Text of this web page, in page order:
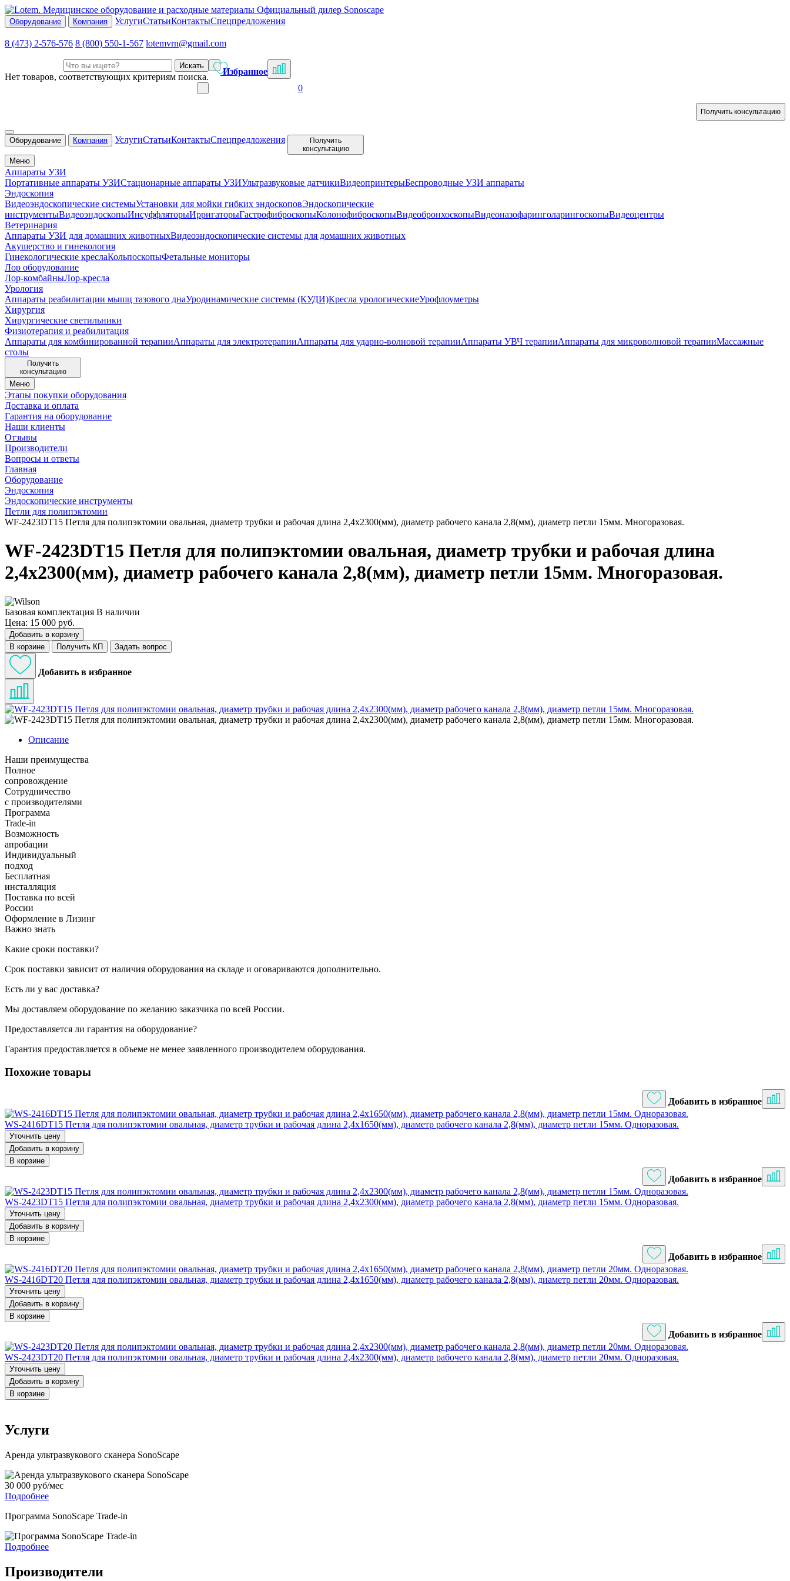
Официальный дилер Sonoscape
Оборудование Компания УслугиСтатьиКонтактыСпецпредложения
8 (473) 2-576-576 8 (800) 550-1-567 lotemvrn@gmail.com
Искать
Нет товаров, соответствующих критериям поиска.
Избранное
0
Получить консультацию
Оборудование Компания УслугиСтатьиКонтактыСпецпредложения
Получить
консультацию
Меню
Аппараты УЗИ
Портативные аппараты УЗИСтационарные аппараты УЗИУльтразвуковые датчикиВидеопринтерыБеспроводные УЗИ аппараты
Эндоскопия
Видеоэндоскопические системыУстановки для мойки гибких эндоскоповЭндоскопические
инструментыВидеоэндоскопыИнсуффляторыИрригаторыГастрофиброскопыКолонофиброскопыВидеобронхоскопыВидеоназофаринголарингоскопыВидеоцентры
Ветеринария
Аппараты УЗИ для домашних животныхВидеоэндоскопические системы для домашних животных
Акушерство и гинекология
Гинекологические креслаКольпоскопыФетальные мониторы
Лор оборудование
Лор-комбайныЛор-кресла
Урология
Аппараты реабилитации мышц тазового днаУродинамические системы (КУДИ)Кресла урологическиеУрофлоуметры
Хирургия
Хирургические светильники
Физиотерапия и реабилитация
Аппараты для комбинированной терапииАппараты для электротерапииАппараты для ударно-волновой терапииАппараты УВЧ терапииАппараты для микроволновой терапииМассажные
столы
Получить
консультацию
Меню
Этапы покупки оборудования
Доставка и оплата
Гарантия на оборудование
Наши клиенты
Отзывы
Производители
Вопросы и ответы
Главная
Оборудование
Эндоскопия
Эндоскопические инструменты
Петли для полипэктомии
WF-2423DT15 Петля для полипэктомии овальная, диаметр трубки и рабочая длина 2,4х2300(мм), диаметр рабочего канала 2,8(мм), диаметр петли 15мм. Многоразовая.
WF-2423DT15 Петля для полипэктомии овальная, диаметр трубки и рабочая длина
2,4х2300(мм), диаметр рабочего канала 2,8(мм), диаметр петли 15мм. Многоразовая.
Базовая комплектация В наличии
Цена: 15 000 руб.
Добавить в корзину
В корзине
Получить КП Задать вопрос
Добавить в избранное
Описание
Наши преимущества
Полное
сопровождение
Сотрудничество
с производителями
Программа
Trade-in
Возможность
апробации
Индивидуальный
подход
Бесплатная
инсталляция
Поставка по всей
России
Оформление в Лизинг
Важно знать
Какие сроки поставки?
Срок поставки зависит от наличия оборудования на складе и оговариваются дополнительно.
Есть ли у вас доставка?
Мы доставляем оборудование по желанию заказчика по всей России.
Предоставляется ли гарантия на оборудование?
Гарантия предоставляется в объеме не менее заявленного производителем оборудования.
Похожие товары
Добавить в избранное
WS-2416DT15 Петля для полипэктомии овальная, диаметр трубки и рабочая длина 2,4х1650(мм), диаметр рабочего канала 2,8(мм), диаметр петли 15мм. Одноразовая.
Уточнить цену
Добавить в корзину
В корзине
Добавить в избранное
WS-2423DT15 Петля для полипэктомии овальная, диаметр трубки и рабочая длина 2,4х2300(мм), диаметр рабочего канала 2,8(мм), диаметр петли 15мм. Одноразовая.
Уточнить цену
Добавить в корзину
В корзине
Добавить в избранное
WS-2416DT20 Петля для полипэктомии овальная, диаметр трубки и рабочая длина 2,4х1650(мм), диаметр рабочего канала 2,8(мм), диаметр петли 20мм. Одноразовая.
Уточнить цену
Добавить в корзину
В корзине
Добавить в избранное
WS-2423DT20 Петля для полипэктомии овальная, диаметр трубки и рабочая длина 2,4х2300(мм), диаметр рабочего канала 2,8(мм), диаметр петли 20мм. Одноразовая.
Уточнить цену
Добавить в корзину
В корзине
Услуги
Аренда ультразвукового сканера SonoScape
30 000 руб/мес
Подробнее
Программа SonoScape Trade-in
Подробнее
Производители